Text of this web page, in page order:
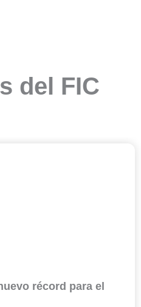
del FIC
récord para el